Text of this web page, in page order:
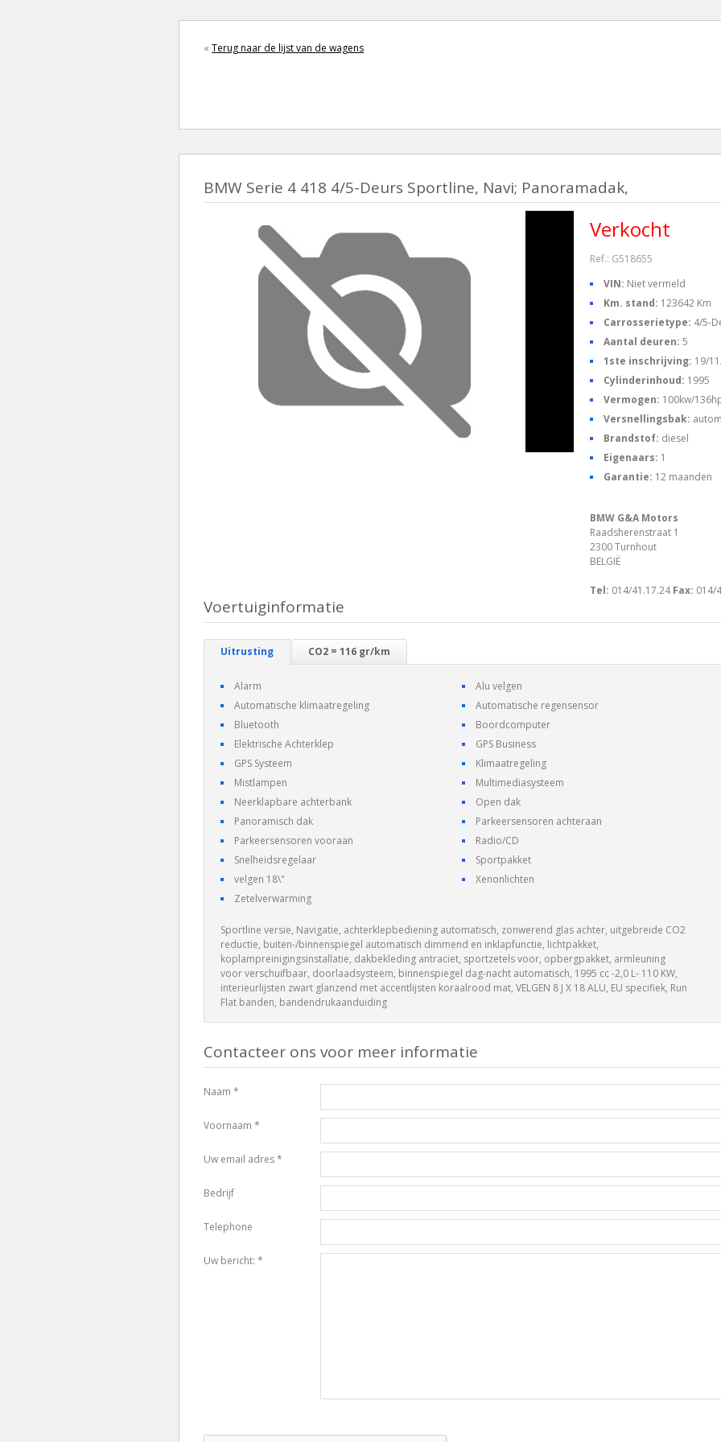
« Terug naar de lijst van de wagens
BMW Serie 4 418 4/5-Deurs Sportline, Navi; Panoramadak,
Verkocht
Ref.: G518655
VIN: Niet vermeld
Km. stand: 123642 Km
Carrosserietype: 4/5-
Aantal deuren: 5
1ste inschrijving: 19/
Cylinderinhoud: 1995
Vermogen: 100kw/
Versnellingsbak:
Brandstof: diesel
Eigenaars: 1
Garantie: 12 maanden
BMW G&A Motors
Raadsherenstraat 1
2300 Turnhout
BELGIË
Tel: 014/41.17.24Fax: 014/
Voertuiginformatie
Uitrusting CO2 = 116 gr/km
Alarm
Automatische klimaatregeling
Bluetooth
Elektrische Achterklep
GPS Systeem
Mistlampen
Neerklapbare achterbank
Panoramisch dak
Parkeersensoren vooraan
Snelheidsregelaar
velgen 18\"
Zetelverwarming
Alu velgen
Automatische regensensor
Boordcomputer
GPS Business
Klimaatregeling
Multimediasysteem
Open dak
Parkeersensoren achteraan
Radio/CD
Sportpakket
Xenonlichten
Sportline versie, Navigatie, achterklepbediening automatisch, zonwerend glas achter, uitgebreide CO2
reductie, buiten-/binnenspiegel automatisch dimmend en inklapfunctie, lichtpakket,
koplampreinigingsinstallatie, dakbekleding antraciet, sportzetels voor, opbergpakket, armleuning
voor verschuifbaar, doorlaadsysteem, binnenspiegel dag-nacht automatisch, 1995 cc -2,0 L- 110 KW,
interieurlijsten zwart glanzend met accentlijsten koraalrood mat, VELGEN 8 J X 18 ALU, EU specifiek, Run
Flat banden, bandendrukaanduiding
Contacteer ons voor meer informatie
Naam *
Voornaam *
Uw email adres *
Bedrijf
Telephone
Uw bericht: *